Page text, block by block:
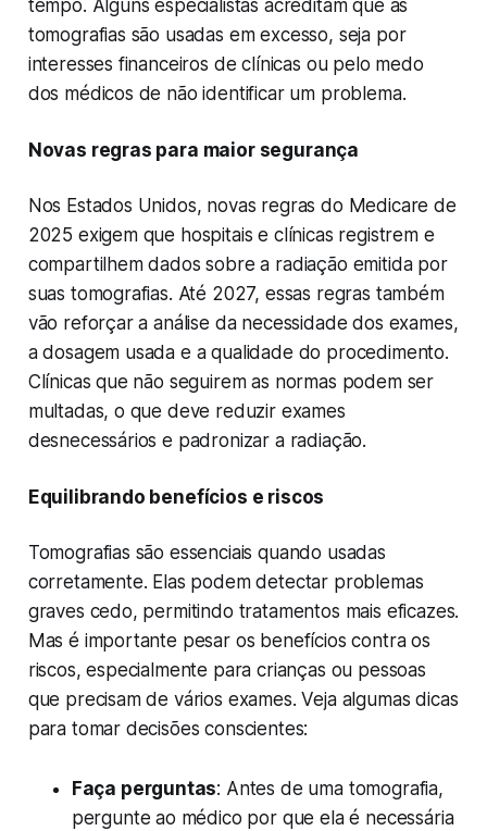
tempo. Alguns especialistas acreditam que as
tomografias são usadas em excesso, seja por
interesses financeiros de clínicas ou pelo medo
dos médicos de não identificar um problema.
Novas regras para maior segurança
Nos Estados Unidos, novas regras do Medicare de
2025 exigem que hospitais e clínicas registrem e
compartilhem dados sobre a radiação emitida por
suas tomografias. Até 2027, essas regras também
vão reforçar a análise da necessidade dos exames,
a dosagem usada e a qualidade do procedimento.
Clínicas que não seguirem as normas podem ser
multadas, o que deve reduzir exames
desnecessários e padronizar a radiação.
Equilibrando benefícios e riscos
Tomografias são essenciais quando usadas
corretamente. Elas podem detectar problemas
graves cedo, permitindo tratamentos mais eficazes.
Mas é importante pesar os benefícios contra os
riscos, especialmente para crianças ou pessoas
que precisam de vários exames. Veja algumas dicas
para tomar decisões conscientes:
Faça perguntas: Antes de uma tomografia,
pergunte ao médico por que ela é necessária